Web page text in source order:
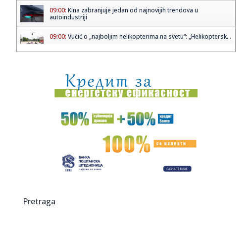
09:00: Kina zabranjuje jedan od najnovijih trendova u
autoindustriji
09:00: Vučić o „najboljim helikopterima na svetu“: „Helikoptersk...
08:59:Vladimir Đukanović: Lako može da se desi da na izborima
bude v...
08:58:Salah objavio "rat" istanbulskim velikanima: U Trabzon
sam došao...
HETAFE U PROBLEMU: Ovo im nikako nije trebalo pred
08:56:Mračna tajna porodice sa Novog Beograda: Komšije
niskobudžetnog avio-...
Pretraga